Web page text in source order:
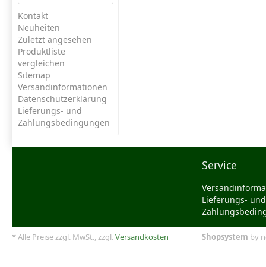
Kontakt
Neuheiten
Zuletzt angesehen
Produktliste
vergleichen
Sitemap
Versandinformationen
Datenschutzerklärung
Lieferungs- und
Zahlungsbedingungen
Service
Lieferungs- und
* Alle Preise zzgl. MwSt., zzgl.Versandkosten Shopsystem by